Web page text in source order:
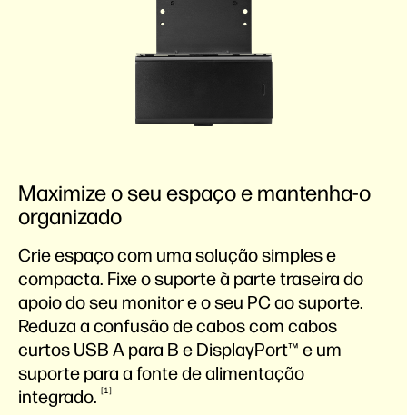
Maximize o seu espaço e mantenha-o
organizado
Crie espaço com uma solução simples e
compacta. Fixe o suporte à parte traseira do
apoio do seu monitor e o seu PC ao suporte.
Reduza a confusão de cabos com cabos
curtos USB A para B e DisplayPort™ e um
suporte para a fonte de alimentação
integrado.
1